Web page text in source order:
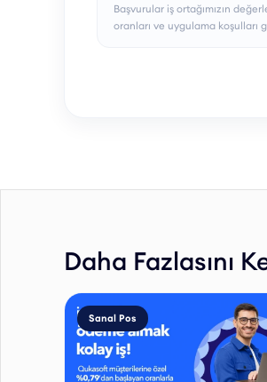
Başvurular iş ortağımızın
oranları ve uygulama koşulları
Daha Fazlasını
Sanal Pos